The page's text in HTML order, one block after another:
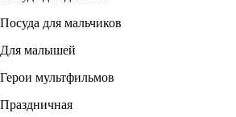
Посуда для мальчиков
Для малышей
Герои мультфильмов
Праздничная